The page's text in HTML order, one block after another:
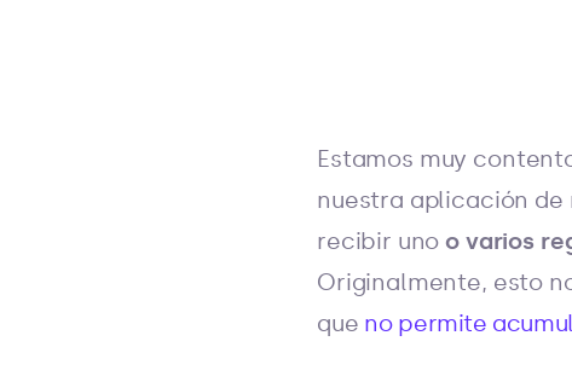
Estamos muy
nuestra aplicación de
recibir unoo varios
Originalmente, esto
que no permite